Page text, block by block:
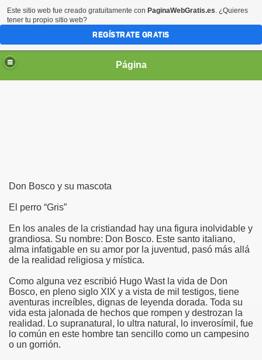
Página
Don Bosco y su mascota
El perro “Gris”
En los anales de la cristiandad hay una figura inolvidable y
grandiosa. Su nombre: Don Bosco. Este santo italiano,
alma infatigable en su amor por la juventud, pasó más allá
de la realidad religiosa y mística.
Como alguna vez escribió Hugo Wast la vida de Don
Bosco, en pleno siglo XIX y a vista de mil testigos, tiene
aventuras increíbles, dignas de leyenda dorada. Toda su
vida esta jalonada de hechos que rompen y destrozan la
realidad. Lo supranatural, lo ultra natural, lo inverosímil, fue
lo común en este hombre tan sencillo como un campesino
o un gorrión.
Este sitio web fue creado gratuitamente con PaginaWebGratis.es. ¿Quieres
tener tu propio sitio web?
REGÍSTRATE GRATIS